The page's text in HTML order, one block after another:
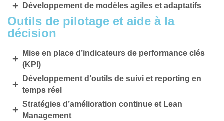
Développement de modèles agiles et adaptatifs
Outils de pilotage et aide à la
décision
Mise en place d’indicateurs de performance clés
(KPI)
Développement d’outils de suivi et reporting en
temps réel
Stratégies d’amélioration continue et Lean
Management